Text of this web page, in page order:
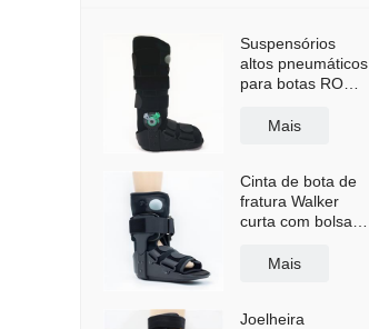
Suspensórios
altos pneumáticos
para botas ROM
antiderrapante
Mais
Cinta de bota de
fratura Walker
curta com bolsa
Mais
Joelheira